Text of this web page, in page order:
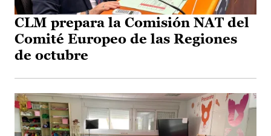
CLM prepara la Comisión NAT del
Comité Europeo de las Regiones
de octubre